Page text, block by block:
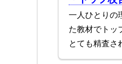
一人ひとりの
た教材でトッ
とても精査さ